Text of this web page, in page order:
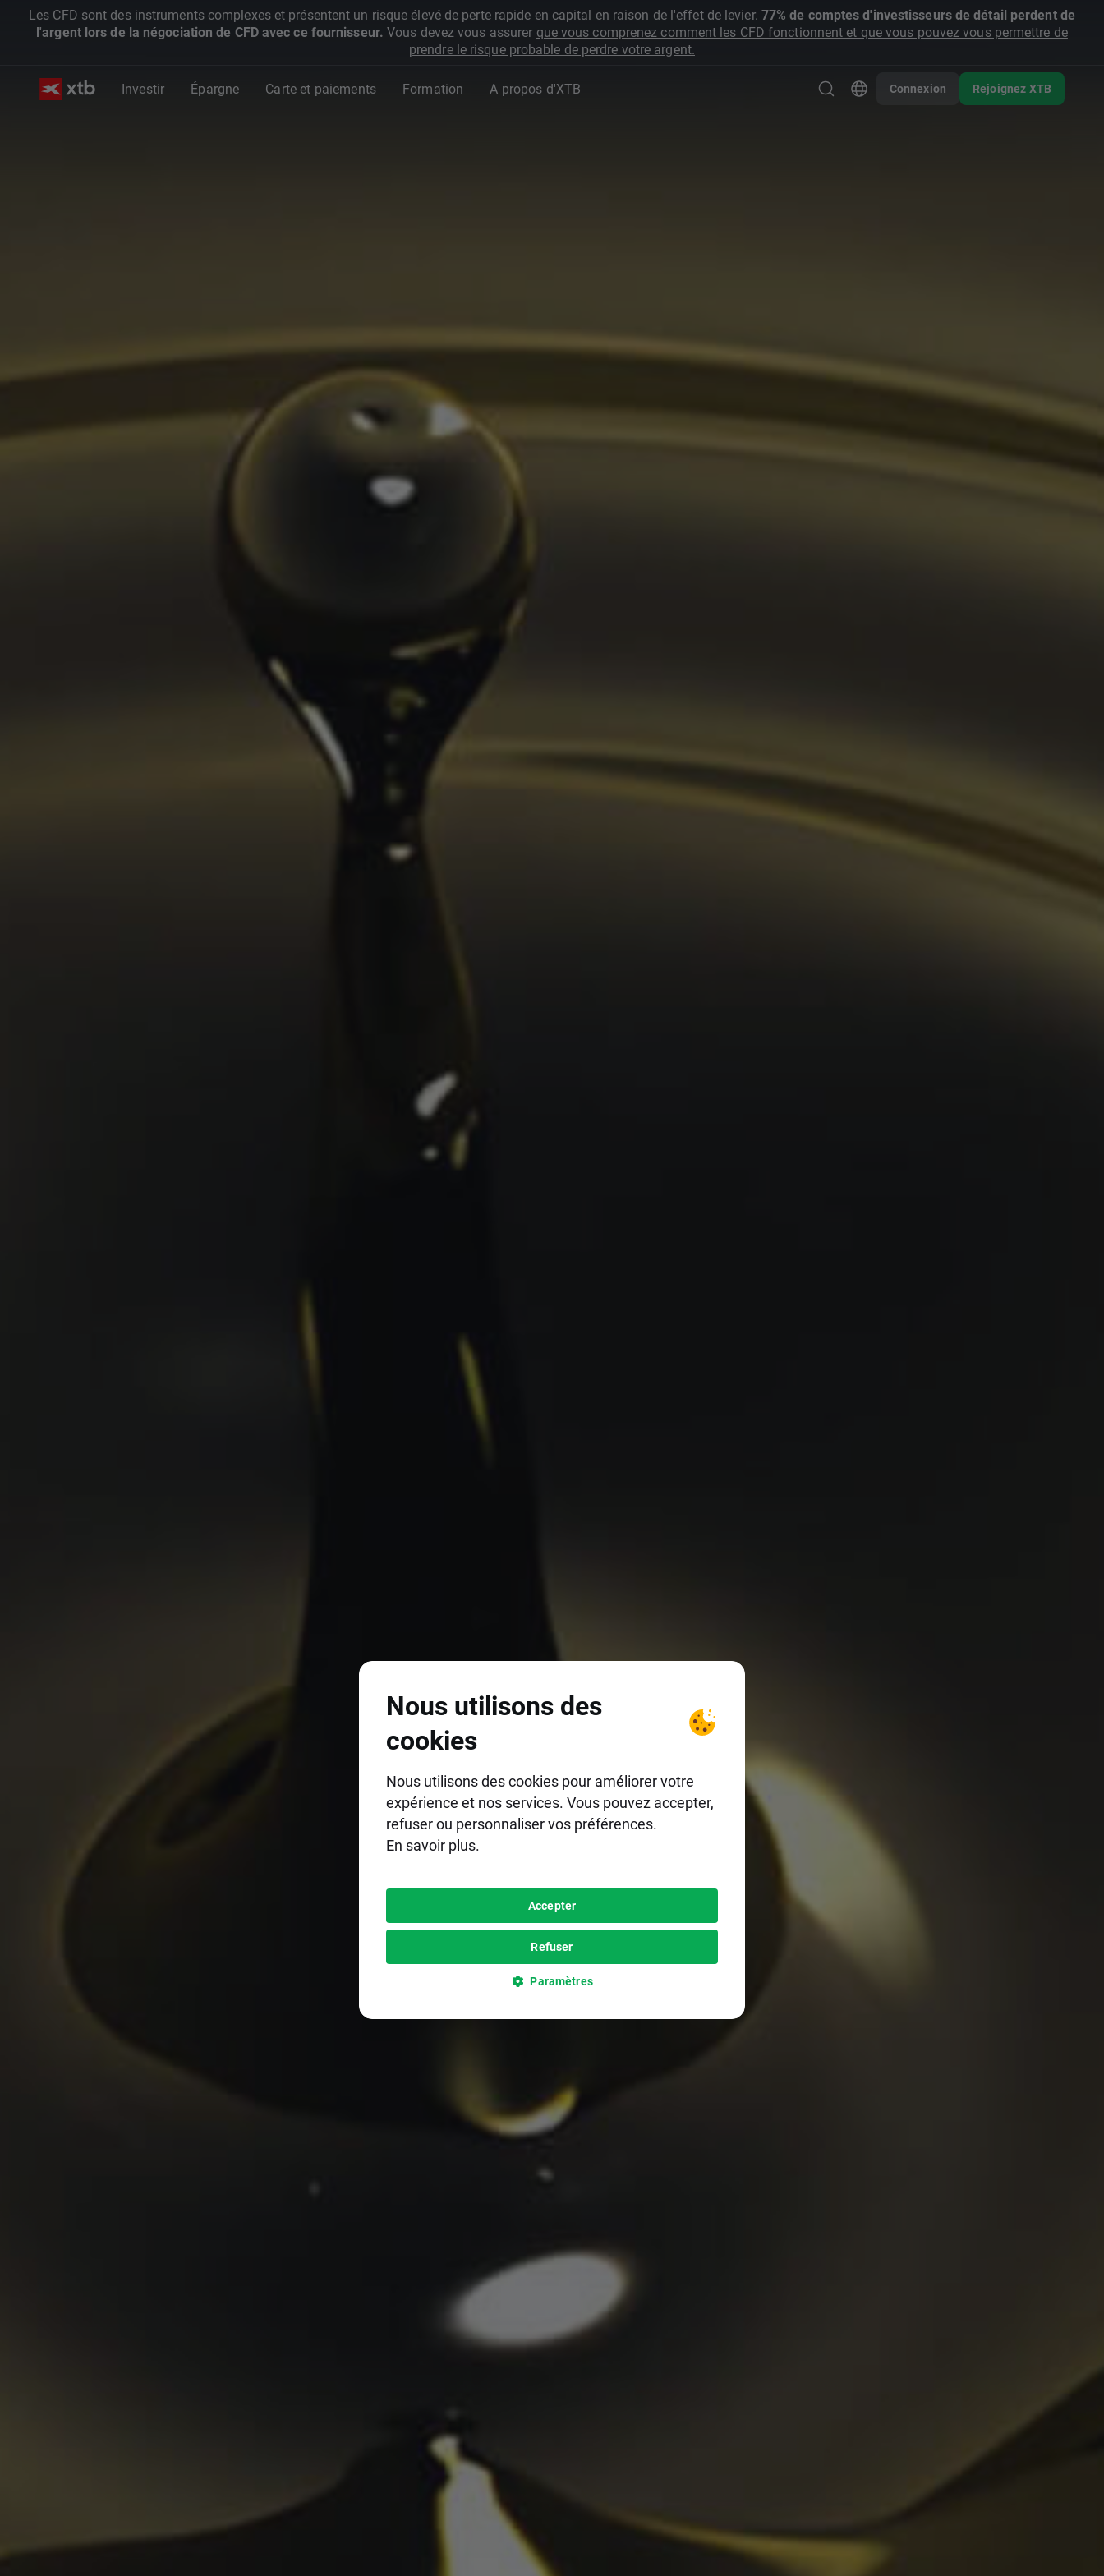
Les CFD sont des instruments complexes et présentent un risque élevé de perte rapide en capital en raison de l'effet de levier. 77% de comptes d'investisseurs de détail perdent de
l'argent lors de la négociation de CFD avec ce fournisseur. Vous devez vous assurer que vous comprenez comment les CFD fonctionnent et que vous pouvez vous permettre de
prendre le risque probable de perdre votre argent.
Investir Épargne Carte et paiements Formation A propos d'XTB Connexion Rejoignez XTB
Nous utilisons des
cookies
Nous utilisons des cookies pour améliorer votre
expérience et nos services. Vous pouvez accepter,
refuser ou personnaliser vos préférences.
En savoir plus.
Accepter
Refuser
Paramètres